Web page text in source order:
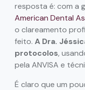
resposta é: com a
American Dental
o clareamento
feito. A Dra.
protocolos,
pela ANVISA e
É claro que um